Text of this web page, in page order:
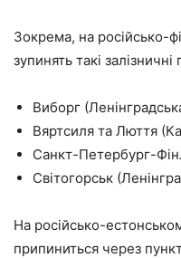
Зокрема, на російсько-
зупинять такі
Виборг
Вяртсиля та Люття
Санкт-Петербург-
Світогорськ
На російсько-
припиниться через